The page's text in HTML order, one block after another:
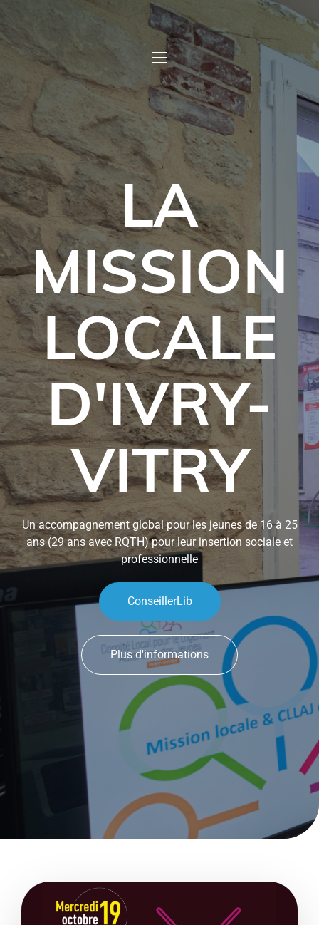
LA
MISSION
LOCALE
D'IVRY-
VITRY
Un accompagnement global pour les jeunes de 16 à 25
ans (29 ans avec RQTH) pour leur insertion sociale et
professionnelle
ConseillerLib
Plus d'informations